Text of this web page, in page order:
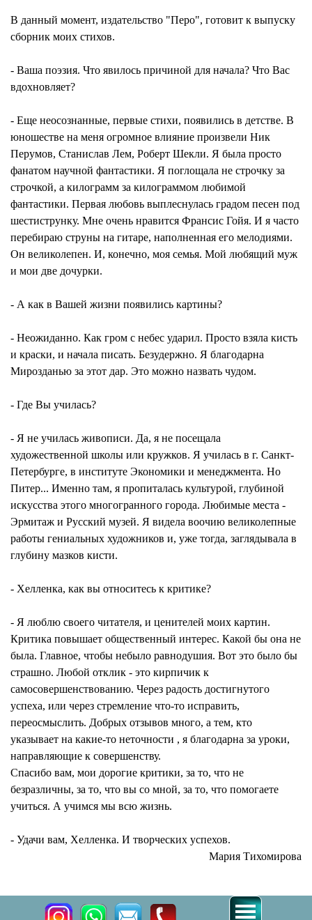
В данный момент, издательство "Перо", готовит к выпуску
сборник моих стихов.
- Ваша поэзия. Что явилось причиной для начала? Что Вас
вдохновляет?
- Еще неосознанные, первые стихи, появились в детстве. В
юношестве на меня огромное влияние произвели Ник
Перумов, Станислав Лем, Роберт Шекли. Я была просто
фанатом научной фантастики. Я поглощала не строчку за
строчкой, а килограмм за килограммом любимой
фантастики. Первая любовь выплеснулась градом песен под
шестиструнку. Мне очень нравится Франсис Гойя. И я часто
перебираю струны на гитаре, наполненная его мелодиями.
Он великолепен. И, конечно, моя семья. Мой любящий муж
и мои две дочурки.
- А как в Вашей жизни появились картины?
- Неожиданно. Как гром с небес ударил. Просто взяла кисть
и краски, и начала писать. Безудержно. Я благодарна
Мирозданью за этот дар. Это можно назвать чудом.
- Где Вы училась?
- Я не училась живописи. Да, я не посещала
художественной школы или кружков. Я училась в г. Санкт-
Петербурге, в институте Экономики и менеджмента. Но
Питер... Именно там, я пропиталась культурой, глубиной
искусства этого многогранного города. Любимые места -
Эрмитаж и Русский музей. Я видела воочию великолепные
работы гениальных художников и, уже тогда, заглядывала в
глубину мазков кисти.
- Хелленка, как вы относитесь к критике?
- Я люблю своего читателя, и ценителей моих картин.
Критика повышает общественный интерес. Какой бы она не
была. Главное, чтобы небыло равнодушия. Вот это было бы
страшно. Любой отклик - это кирпичик к
самосовершенствованию. Через радость достигнутого
успеха, или через стремление что-то исправить,
переосмыслить. Добрых отзывов много, а тем, кто
указывает на какие-то неточности , я благодарна за уроки,
направляющие к совершенству.
Спасибо вам, мои дорогие критики, за то, что не
безразличны, за то, что вы со мной, за то, что помогаете
учиться. А учимся мы всю жизнь.
- Удачи вам, Хелленка. И творческих успехов.
Мария Тихомирова